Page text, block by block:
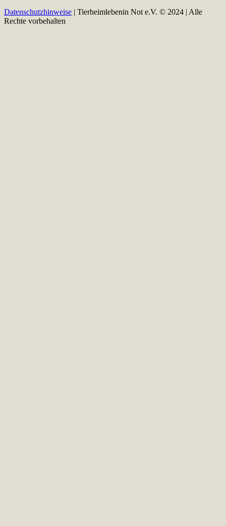
Datenschutzhinweise | Tierheimlebenin Not e.V. © 2024 | Alle
Rechte vorbehalten